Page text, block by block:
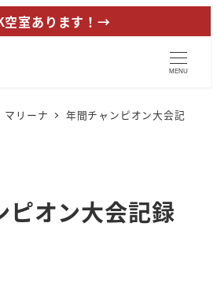
空室あります！→
MENU
マリーナ
年間チャンピオン大会記
ピオン大会記録